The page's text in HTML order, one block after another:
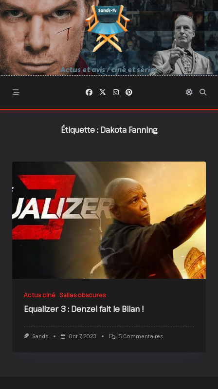
Skip
to
content
Actus et avis / ciné et séries
Étiquette : Dakota Fanning
Actus ciné Salles obscures
Equalizer 3 : Denzel fait le Bilan !
Sands Oct 7, 2023 5 CommentairesSur